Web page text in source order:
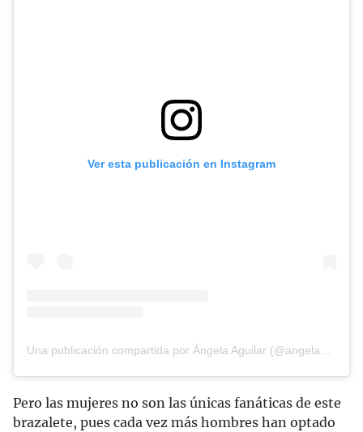
Ver esta publicación en Instagram
Pero las mujeres no son las únicas fanáticas de este
brazalete, pues cada vez más hombres han optado